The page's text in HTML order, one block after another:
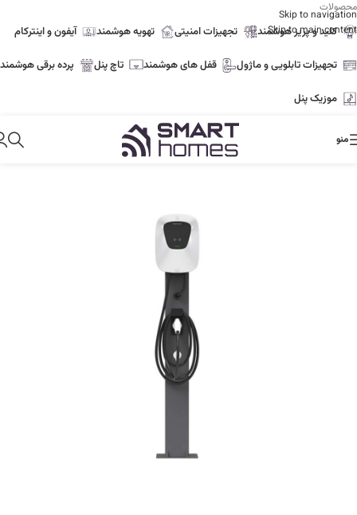
Skip to navigation
Skip to main content
محصولات
کلید و پریز هوشمند تجهیزات امنیتی تهویه هوشمند آیفون و اینترکام
تجهیزات تابلویی و ماژول قفل های هوشمند تاچ پنل پرده برقی هوشمند
موزیک پنل
منو